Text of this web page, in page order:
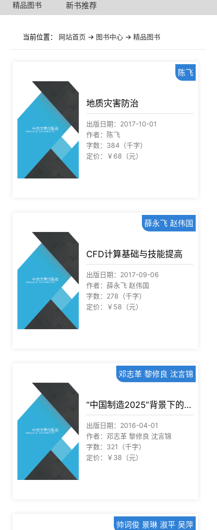
精品图书 新书推荐
当前位置： 网站首页 -> 图书中心 ->精品图书
陈飞
地质灾害防治
出版日期：2017-10-01
作者：陈飞
字数：384（千字）
定价：￥68（元）
薛永飞 赵伟国
CFD计算基础与技能提高
出版日期：2017-09-06
作者：薛永飞 赵伟国
字数：278（千字）
定价：￥58（元）
邓志革 黎修良 沈言锦
“中国制造2025”背景下的汽车专业群建设方案研究
出版日期：2016-04-01
作者：邓志革 黎修良 沈言锦
字数：321（千字）
定价：￥38（元）
帅词俊 景琳 淑平 吴萍